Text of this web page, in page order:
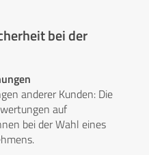
bei der
anderer Kunden: Die
auf
bei der Wahl eines